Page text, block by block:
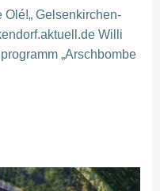
Olé!„ Gelsenkirchen-
Willi
„Arschbombe